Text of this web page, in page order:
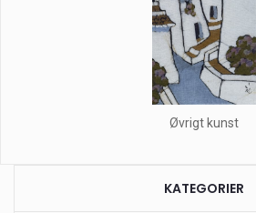
Øvrigt kunst
KATEGORIER